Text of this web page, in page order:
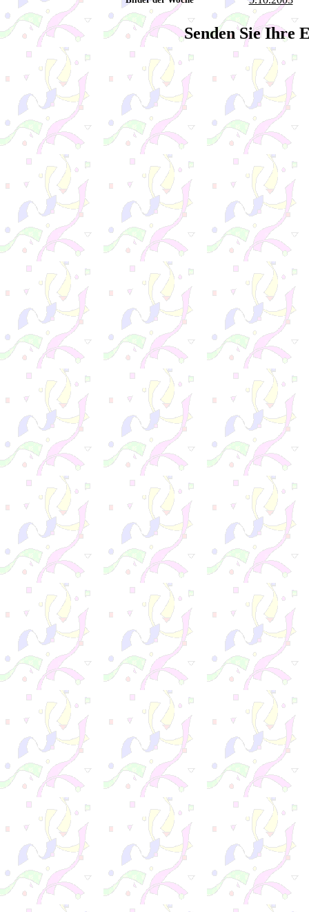
Senden Sie Ihre